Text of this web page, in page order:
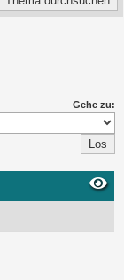
Gehe zu: